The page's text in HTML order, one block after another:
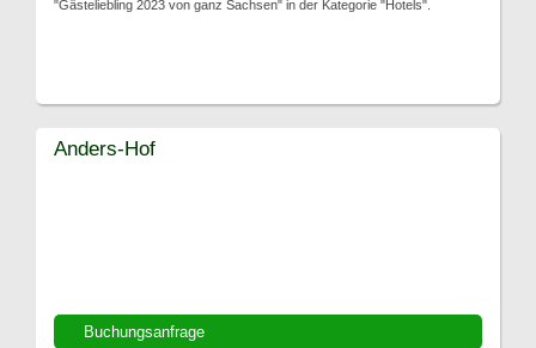
"Gästeliebling 2023 von ganz Sachsen" in der Kategorie "Hotels".
Buchungsanfrage
Anders-Hof